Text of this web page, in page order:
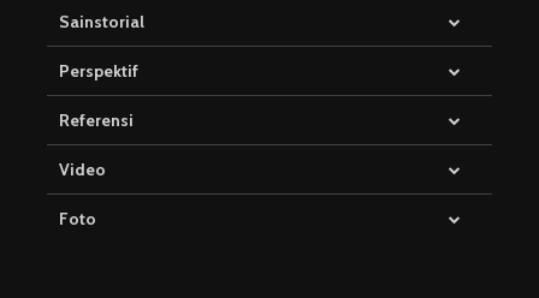
Sainstorial
Perspektif
Referensi
Video
Foto